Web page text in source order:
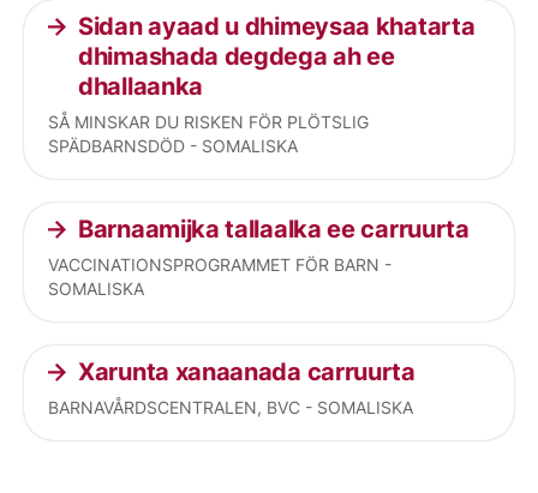
Sidan ayaad u dhimeysaa khatarta
dhimashada degdega ah ee
dhallaanka
SÅ MINSKAR DU RISKEN FÖR PLÖTSLIG
SPÄDBARNSDÖD - SOMALISKA
Barnaamijka tallaalka ee carruurta
VACCINATIONSPROGRAMMET FÖR BARN -
SOMALISKA
Xarunta xanaanada carruurta
BARNAVÅRDSCENTRALEN, BVC - SOMALISKA